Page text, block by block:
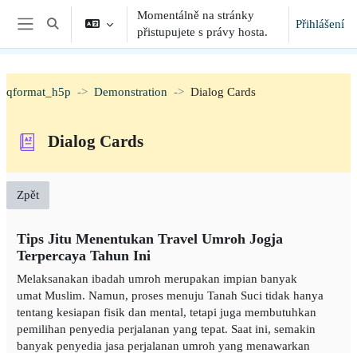
Přejít k hlavnímu obsahu
Boční panel
Přepnout vyhledávání
Momentálně na stránky
přistupujete s právy hosta.
Přihlášení
qformat_h5p Demonstration Dialog Cards
Dialog Cards
Zpět
Tips Jitu Menentukan Travel Umroh Jogja
Terpercaya Tahun Ini
Melaksanakan ibadah umroh merupakan impian banyak
umat Muslim. Namun, proses menuju Tanah Suci tidak hanya
tentang kesiapan fisik dan mental, tetapi juga membutuhkan
pemilihan penyedia perjalanan yang tepat. Saat ini, semakin
banyak penyedia jasa perjalanan umroh yang menawarkan